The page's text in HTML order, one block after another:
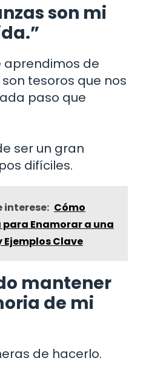
son mi
aprendimos de
tesoros que nos
paso que
ser un gran
difíciles.
interese: Cómo
Enamorar a una
Ejemplos Clave
mantener
de mi
de hacerlo.